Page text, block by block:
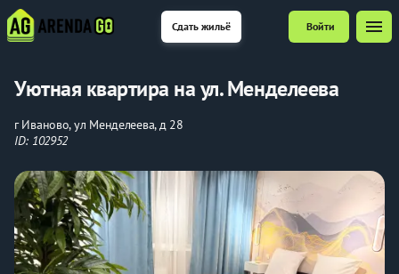
Сдать жильё Войти menu
Уютная квартира на ул. Менделеева
г Иваново, ул Менделеева, д 28
ID: 102952